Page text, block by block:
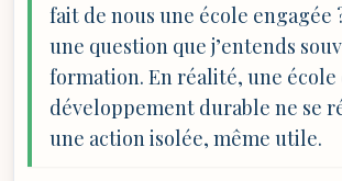
fait de nous une école engagée
une question que j’entends
formation. En réalité, une école
développement durable ne se
une action isolée, même utile.